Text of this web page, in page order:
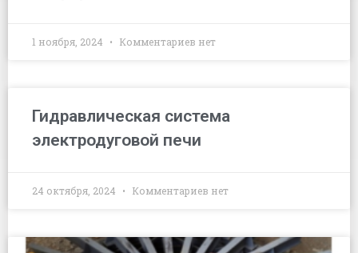
1 ноября, 2024 Комментариев нет
Гидравлическая система
электродуговой печи
24 октября, 2024 Комментариев нет